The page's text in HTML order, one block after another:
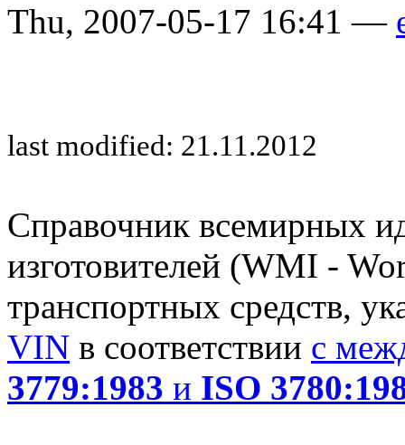
Thu, 2007-05-17 16:41 —
last modified: 21.11.2012
Справочник всемирных
изготовителей (WMI -
транспортных средств,
VIN в соответствии с
3779:1983 и ISO